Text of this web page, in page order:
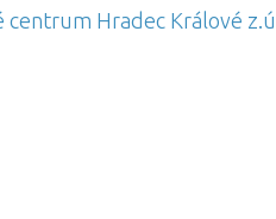
centrum Hradec Králové